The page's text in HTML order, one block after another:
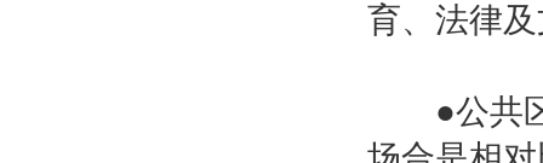
育、法律
●公共区